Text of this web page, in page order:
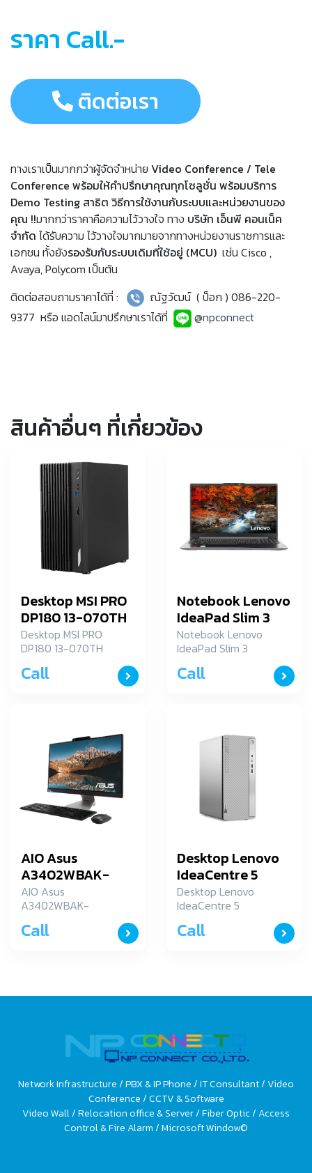
ราคา Call.-
ติดต่อเรา
ทางเราเป็นมากกว่าผู้จัดจำหน่าย Video Conference / Tele
Conference พร้อมให้คำปรึกษาคุณทุกโซลูชั่น พร้อมบริการ
Demo Testing สาธิต วิธีการใช้งานกับระบบและหน่วยงานของ
คุณ !!มากกว่าราคาคือความไว้วางใจ ทาง บริษัท เอ็นพี คอนเน็ค
จำกัด ได้รับความ ไว้วางใจมากมายจากทางหน่วยงานราชการและ
เอกชน ทั้งยังรองรับกับระบบเดิมที่ใช้อยู่ (MCU) เช่น Cisco ,
Avaya, Polycom เป็นต้น
ติดต่อสอบถามราคาได้ที่ :
ณัฐวัฒน์ ( ป็อก ) 086-220-
9377 หรือ แอดไลน์มาปรึกษาเราได้ที่
@npconnect
สินค้าอื่นๆ ที่เกี่ยวข้อง
Desktop MSI PRO
DP180 13-070TH
(Black)
Desktop MSI PRO
DP180 13-070TH
Call
Notebook Lenovo
IdeaPad Slim 3
15ABR8
82XM00ACTA
Notebook Lenovo
IdeaPad Slim 3
82XM00ACTA
Call
AIO Asus
A3402WBAK-
BA045WS
AIO Asus
A3402WBAK-
Call
Desktop Lenovo
IdeaCentre 5
14IRB8
(90VK005ETA)
Desktop Lenovo
IdeaCentre 5
(90VK005ETA)
Call
Network Infrastructure / PBX & IP Phone / IT Consultant / Video
Conference / CCTV & Software
Video Wall / Relocation office & Server / Fiber Optic / Access
Control & Fire Alarm / Microsoft Window©